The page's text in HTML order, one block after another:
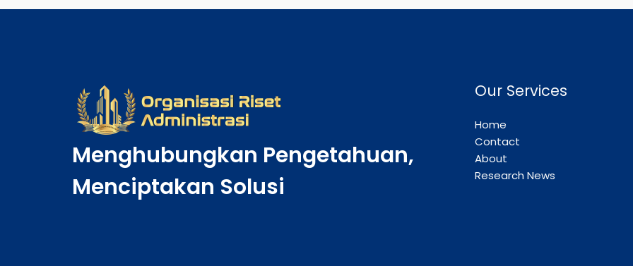
Menghubungkan Pengetahuan,
Menciptakan Solusi
Our Services
Home
Contact
About
Research News